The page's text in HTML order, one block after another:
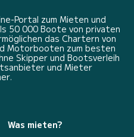
Portal zum Mieten und
50 000 Boote von privaten
das Chartern von
Motorbooten zum besten
Skipper und Bootsverleih
und Mieter
Was mieten?